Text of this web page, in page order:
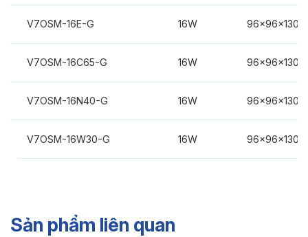
V7OSM-16E-G 16W
V7OSM-16C65-G 16W
V7OSM-16N40-G 16W
V7OSM-16W30-G 16W
Sản phẩm liên quan